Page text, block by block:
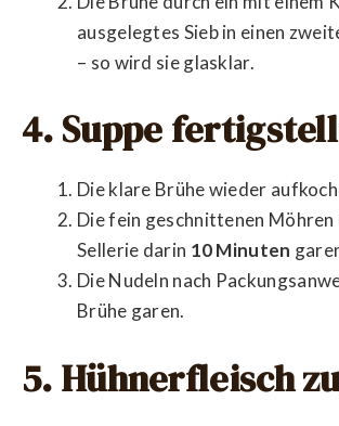
ausgelegtes Sieb in einen
– so wird sie glasklar.
4. Suppe
Die klare Brühe wieder
Die fein geschnittenen Möhren
Sellerie darin 10 Minuten
Die Nudeln nach
Brühe garen.
5. Hühnerfleisch